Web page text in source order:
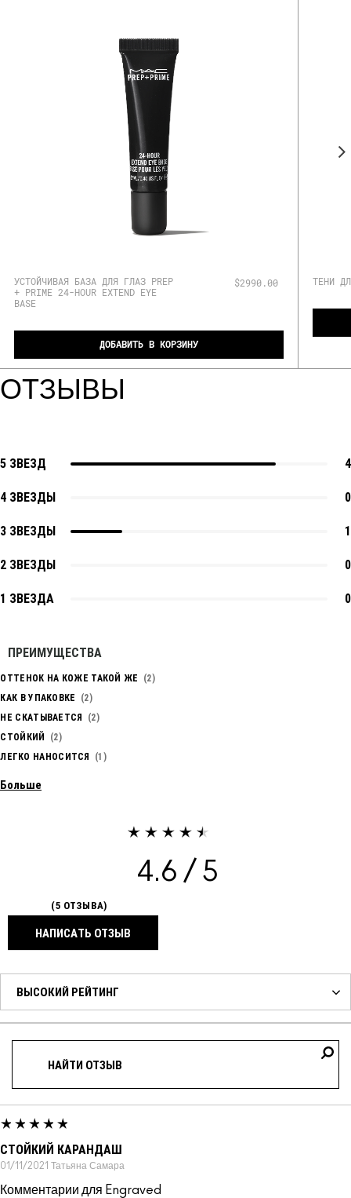
УСТОЙЧИВАЯ БАЗА ДЛЯ ГЛАЗ PREP
+ PRIME 24-HOUR EXTEND EYE
BASE
$2990.00
ДОБАВИТЬ В КОРЗИНУ
ТЕНИ
ОТЗЫВЫ
5 ЗВЕЗД 4
4 ЗВЕЗДЫ 0
3 ЗВЕЗДЫ 1
2 ЗВЕЗДЫ 0
1 ЗВЕЗДА 0
ПРЕИМУЩЕСТВА
ОТТЕНОК НА КОЖЕ ТАКОЙ ЖЕ
2
КАК В УПАКОВКЕ
2
НЕ СКАТЫВАЕТСЯ
2
СТОЙКИЙ
2
ЛЕГКО НАНОСИТСЯ
1
Больше
4.6
5 ОТЗЫВА
НАПИСАТЬ ОТЗЫВ
СТОЙКИЙ КАРАНДАШ
01/11/2021 Татьяна Самара
Комментарии для Engraved